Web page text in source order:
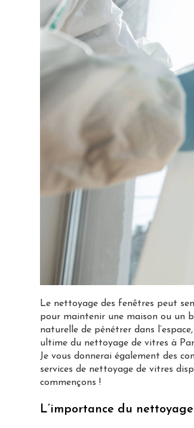
Le nettoyage des fenêtres peut
pour maintenir une maison ou un
naturelle de pénétrer dans
ultime du nettoyage de vitres à
Je vous donnerai également des
services de nettoyage de vitres
commençons !
L’importance du